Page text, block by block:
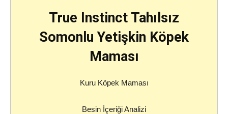
True Instinct Tahılsız
Somonlu Yetişkin Köpek
Maması
Kuru Köpek Maması
Besin İçeriği Analizi